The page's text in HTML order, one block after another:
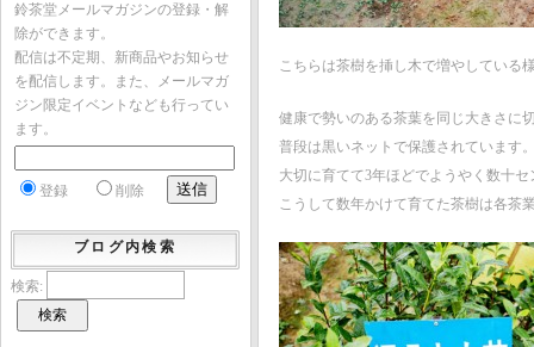
こちらは茶樹を挿し木で増やしている
健康で勢いのある茶葉を同じ大きさに
普段は黒いネットで保護されています
大切に育てて3年ほどでようやく数十
こうして数年かけて育てた茶樹は各茶
鈴茶堂メールマガジンの登録・解
除ができます。
配信は不定期、新商品やお知らせ
を配信します。また、メールマガ
ジン限定イベントなども行ってい
ます。
登録 削除
ブログ内検索
検索: